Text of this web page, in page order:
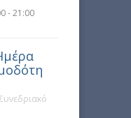
- 21:00